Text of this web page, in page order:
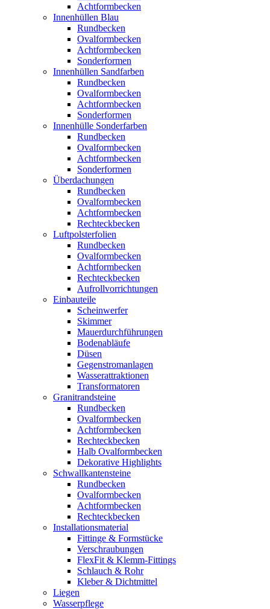
Achtformbecken
Innenhüllen Blau
Rundbecken
Ovalformbecken
Achtformbecken
Sonderformen
Innenhüllen Sandfarben
Rundbecken
Ovalformbecken
Achtformbecken
Sonderformen
Innenhülle Sonderfarben
Rundbecken
Ovalformbecken
Achtformbecken
Sonderformen
Überdachungen
Rundbecken
Ovalformbecken
Achtformbecken
Rechteckbecken
Luftpolsterfolien
Rundbecken
Ovalformbecken
Achtformbecken
Rechteckbecken
Aufrollvorrichtungen
Einbauteile
Scheinwerfer
Skimmer
Mauerdurchführungen
Bodenabläufe
Düsen
Gegenstromanlagen
Wasserattraktionen
Transformatoren
Granitrandsteine
Rundbecken
Ovalformbecken
Achtformbecken
Rechteckbecken
Halb Ovalformbecken
Dekorative Highlights
Schwallkantensteine
Rundbecken
Ovalformbecken
Achtformbecken
Rechteckbecken
Installationsmaterial
Fittinge & Formstücke
Verschraubungen
FlexFit & Klemm-Fittings
Schlauch & Rohr
Kleber & Dichtmittel
Liegen
Wasserpflege